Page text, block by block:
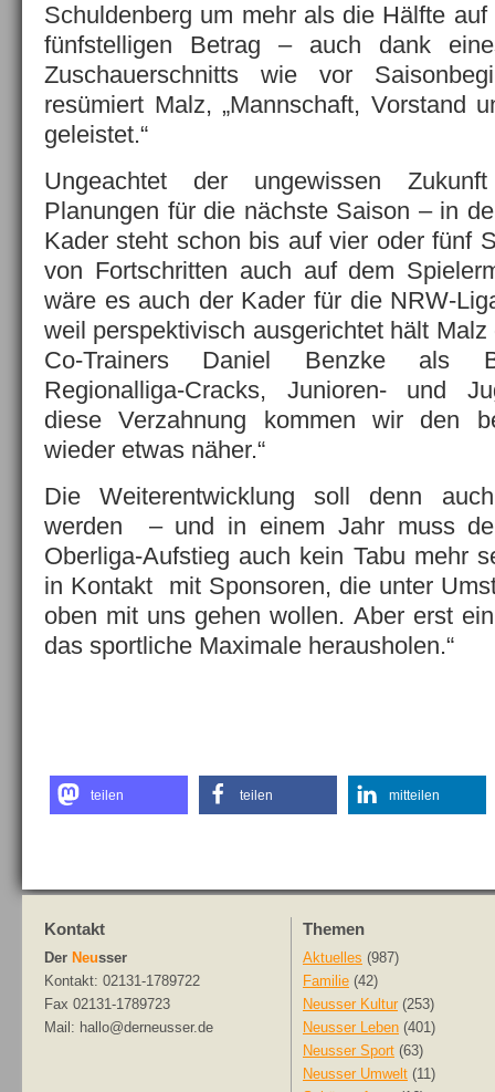
Schuldenberg um mehr als die Hälfte
fünfstelligen Betrag – auch dank
Zuschauerschnitts wie vor
resümiert Malz, „Mannschaft, Vorstand
geleistet.“
Ungeachtet der ungewissen
Planungen für die nächste Saison – in
Kader steht schon bis auf vier oder fünf
von Fortschritten auch auf dem
wäre es auch der Kader für die NRW-
weil perspektivisch ausgerichtet hält
Co-Trainers Daniel Benzke als
Regionalliga-Cracks, Junioren- und
diese Verzahnung kommen wir den
wieder etwas näher.“
Die Weiterentwicklung soll denn
werden – und in einem Jahr muss
Oberliga-Aufstieg auch kein Tabu mehr
in Kontakt mit Sponsoren, die unter
oben mit uns gehen wollen. Aber erst
das sportliche Maximale herausholen.“
teilen teilen mitteilen
Kontakt
Der Neusser
Kontakt: 02131-1789722
Fax 02131-1789723
Mail: hallo@derneusser.de
Themen
Aktuelles (987)
Familie (42)
Neusser Kultur (253)
Neusser Leben (401)
Neusser Sport (63)
Neusser Umwelt (11)